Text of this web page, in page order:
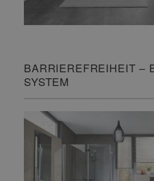
BARRIEREFREIHEIT –
SYSTEM